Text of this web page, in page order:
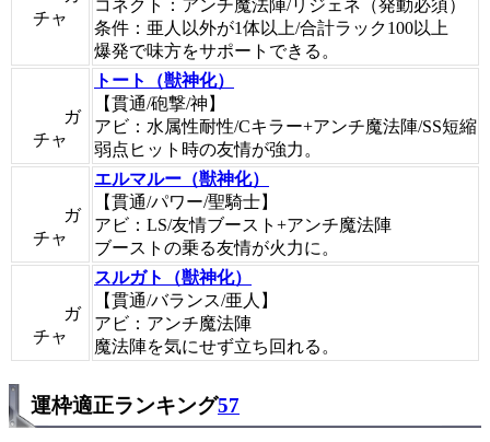
チャ
コネクト：アンチ魔法陣/リジェネ（発動必須）
条件：亜人以外が1体以上/合計ラック100以上
爆発で味方をサポートできる。
ガ
チャ
トート（獣神化）
【貫通/砲撃/神】
アビ：水属性耐性/Cキラー+アンチ魔法陣/SS短縮
弱点ヒット時の友情が強力。
ガ
チャ
エルマルー（獣神化）
【貫通/パワー/聖騎士】
アビ：LS/友情ブースト+アンチ魔法陣
ブーストの乗る友情が火力に。
ガ
チャ
スルガト（獣神化）
【貫通/バランス/亜人】
アビ：アンチ魔法陣
魔法陣を気にせず立ち回れる。
運枠適正ランキング57